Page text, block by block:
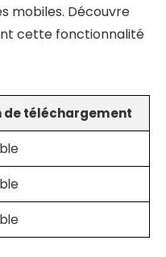
mobiles. Découvre
cette fonctionnalité
de téléchargement